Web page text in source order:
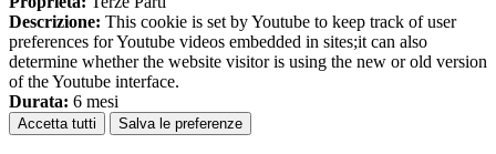
Descrizione: This cookie is set by Youtube to keep track of user
preferences for Youtube videos embedded in sites;it can also
determine whether the website visitor is using the new or old version
of the Youtube interface.
Durata: 6 mesi
Accetta tutti Salva le preferenze